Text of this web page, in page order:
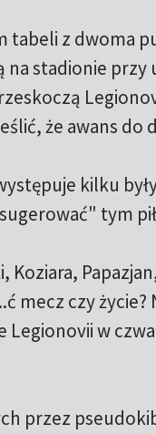
tabeli z dwoma
na stadionie
że awans do
kilku
tym
Koziara,
mecz czy
Legionovii w
przez